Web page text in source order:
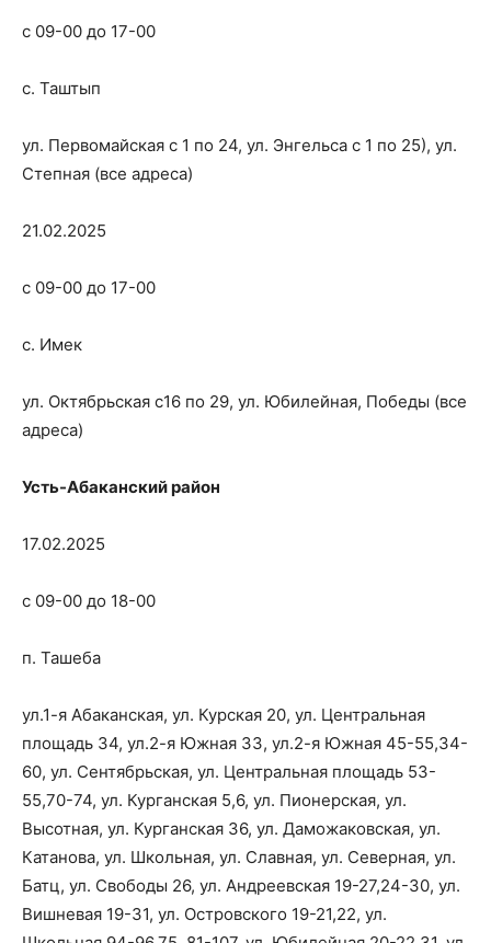
с 09-00 до 17-00
с. Таштып
ул. Первомайская с 1 по 24, ул. Энгельса с 1 по 25), ул.
Степная (все адреса)
21.02.2025
с 09-00 до 17-00
с. Имек
ул. Октябрьская с16 по 29, ул. Юбилейная, Победы (все
адреса)
Усть-Абаканский район
17.02.2025
с 09-00 до 18-00
п. Ташеба
ул.1-я Абаканская, ул. Курская 20, ул. Центральная
площадь 34, ул.2-я Южная 33, ул.2-я Южная 45-55,34-
60, ул. Сентябрьская, ул. Центральная площадь 53-
55,70-74, ул. Курганская 5,6, ул. Пионерская, ул.
Высотная, ул. Курганская 36, ул. Даможаковская, ул.
Катанова, ул. Школьная, ул. Славная, ул. Северная, ул.
Батц, ул. Свободы 26, ул. Андреевская 19-27,24-30, ул.
Вишневая 19-31, ул. Островского 19-21,22, ул.